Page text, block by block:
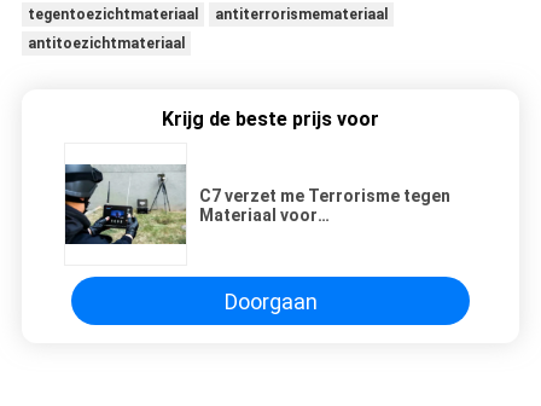
tegentoezichtmateriaal
antiterrorismemateriaal
antitoezichtmateriaal
Krijg de beste prijs voor
C7 verzet me Terrorisme tegen
Materiaal voor
Doorgaan